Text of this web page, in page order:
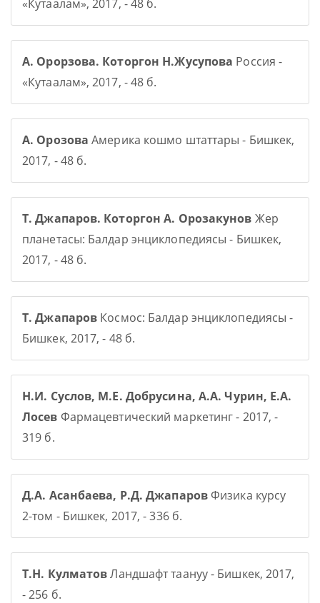
«Кутаалам», 2017, - 48 б.
А. Орорзова. Которгон Н.Жусупова Россия -
«Кутаалам», 2017, - 48 б.
А. Орозова Америка кошмо штаттары - Бишкек,
2017, - 48 б.
Т. Джапаров. Которгон А. Орозакунов Жер
планетасы: Балдар энциклопедиясы - Бишкек,
2017, - 48 б.
Т. Джапаров Космос: Балдар энциклопедиясы -
Бишкек, 2017, - 48 б.
Н.И. Суслов, М.Е. Добрусина, А.А. Чурин, Е.А.
Лосев Фармацевтический маркетинг - 2017, -
319 б.
Д.А. Асанбаева, Р.Д. ДжапаровФизика курсу
2-том - Бишкек, 2017, - 336 б.
Т.Н. КулматовЛандшафт таануу - Бишкек, 2017,
- 256 б.